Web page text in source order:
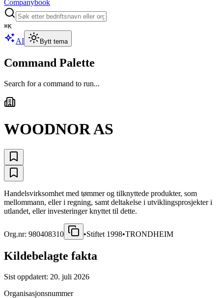
Companybook
⌘K
AI Bytt tema
Command Palette
Search for a command to run...
WOODNOR AS
Handelsvirksomhet med tømmer og tilknyttede produkter, som
mellommann, eller i regning, samt deltakelse i utviklingsprosjekter i
utlandet, eller investeringer knyttet til dette.
Org.nr: 980408310 •Stiftet 1998•TRONDHEIM
Kildebelagte fakta
Sist oppdatert: 20. juli 2026
Organisasjonsnummer